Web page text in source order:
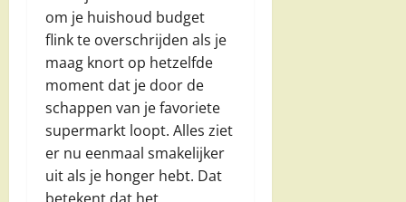
om je huishoud budget
flink te overschrijden als je
maag knort op hetzelfde
moment dat je door de
schappen van je favoriete
supermarkt loopt. Alles ziet
er nu eenmaal smakelijker
uit als je honger hebt. Dat